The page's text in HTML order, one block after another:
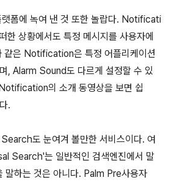
폼에 녹여 낸 것 또한 놀랍다. Notificati
한 상황에서도 특정 메시지를 사용자에
같은 Notification은 특정 어플리케이션
, Alarm Sound도 다르게 설정할 수 있
의 소개 동영상을 보면 쉽
.
도 눈여겨 볼만한 서비스이다. 여
Search'는 일반적인 검색엔진에서 말
말하는 것은 아니다. Palm Pre사용자